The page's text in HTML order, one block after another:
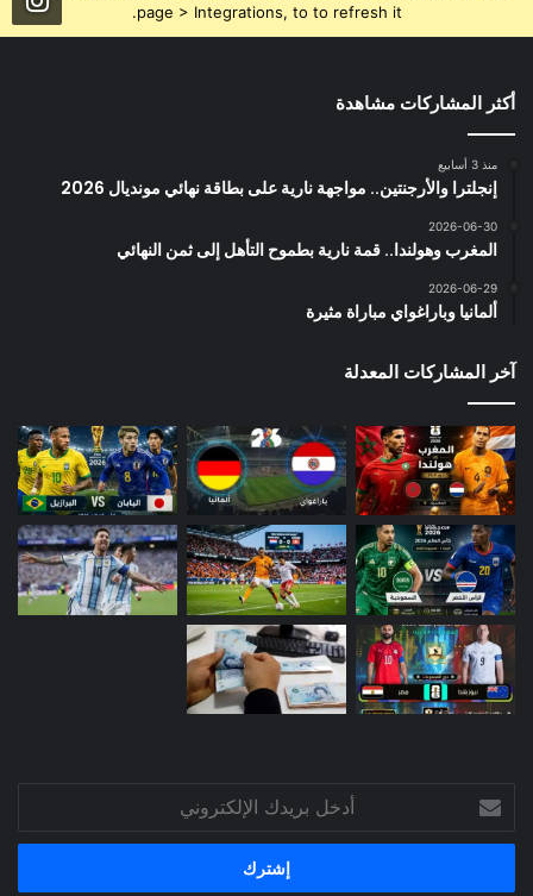
page > Integrations, to to refresh it.
أكثر المشاركات مشاهدة
منذ 3 أسابيع
إنجلترا والأرجنتين.. مواجهة نارية على بطاقة نهائي مونديال 2026
2026-06-30
المغرب وهولندا.. قمة نارية بطموح التأهل إلى ثمن النهائي
2026-06-29
ألمانيا وباراغواي مباراة مثيرة
آخر المشاركات المعدلة
بريدك
الإلكتروني